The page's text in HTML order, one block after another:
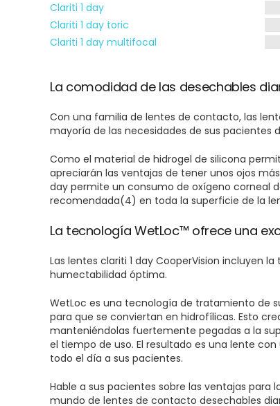
Clariti 1 day
Clariti 1 day toric
Clariti 1 day multifocal
La comodidad de las desechables
Con una familia de lentes de contacto, las
mayoría de las necesidades de sus pacientes
Como el material de hidrogel de silicona
apreciarán las ventajas de tener unos ojos
day permite un consumo de oxígeno corneal
recomendada(4) en toda la superficie de la
La tecnología WetLoc™ ofrece una
Las lentes clariti 1 day CooperVision incluyen
humectabilidad óptima.
WetLoc es una tecnología de tratamiento de
para que se conviertan en hidrofílicas. Esto
manteniéndolas fuertemente pegadas a la
el tiempo de uso. El resultado es una lente
todo el día a sus pacientes.
Hable a sus pacientes sobre las ventajas para
mundo de lentes de contacto desechables